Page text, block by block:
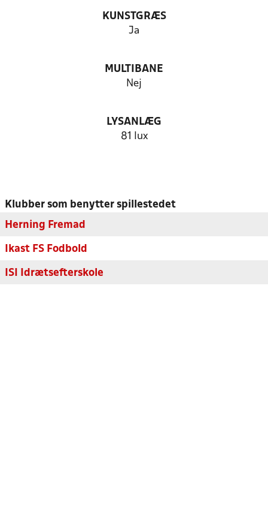
KUNSTGRÆS
Ja
MULTIBANE
Nej
LYSANLÆG
81 lux
Klubber som benytter spillestedet
Herning Fremad
Ikast FS Fodbold
ISI Idrætsefterskole